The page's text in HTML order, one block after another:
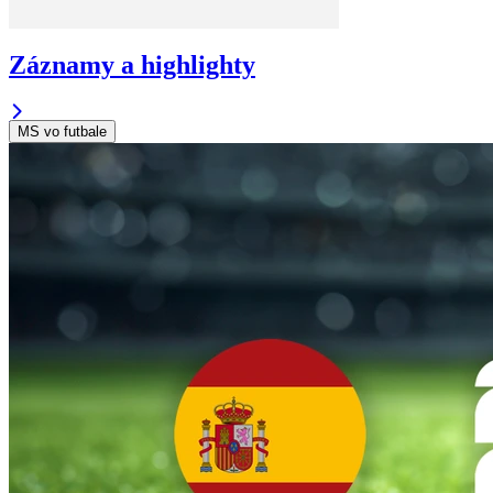
Záznamy a highlighty
MS vo futbale